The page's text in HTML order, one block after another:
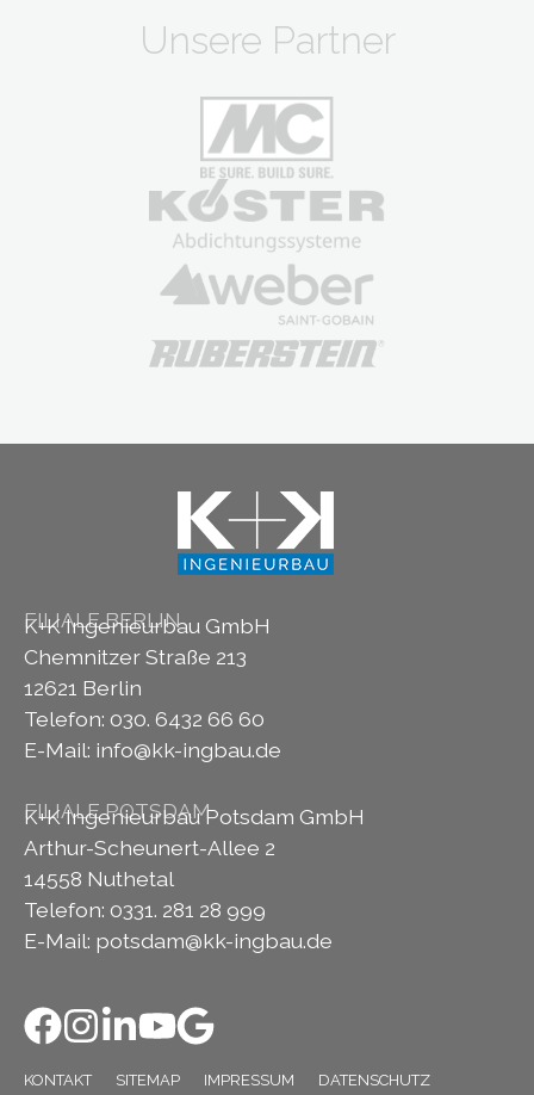
Unsere Partner
FILIALE BERLIN
K+K Ingenieurbau GmbH
Chemnitzer Straße 213
12621 Berlin
Telefon: 030. 6432 66 60
E-Mail: info@kk-ingbau.de
FILIALE POTSDAM
K+K Ingenieurbau Potsdam GmbH
Arthur-Scheunert-Allee 2
14558 Nuthetal
Telefon: 0331. 281 28 999
E-Mail: potsdam@kk-ingbau.de
KONTAKT SITEMAP IMPRESSUM DATENSCHUTZ